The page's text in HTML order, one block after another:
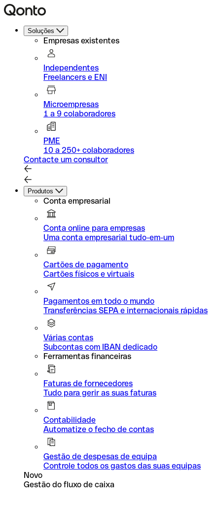
Soluções
Empresas existentes
Independentes
Freelancers e ENI
Microempresas
1 a 9 colaboradores
PME
10 a 250+ colaboradores
Contacte um consultor
Produtos
Conta empresarial
Conta online para empresas
Uma conta empresarial tudo-em-um
Cartões de pagamento
Cartões físicos e virtuais
Pagamentos em todo o mundo
Transferências SEPA e internacionais rápidas
Várias contas
Subcontas com IBAN dedicado
Ferramentas financeiras
Faturas de fornecedores
Tudo para gerir as suas faturas
Contabilidade
Automatize o fecho de contas
Gestão de despesas de equipa
Controle todos os gastos das suas equipas
Novo
Gestão do fluxo de caixa